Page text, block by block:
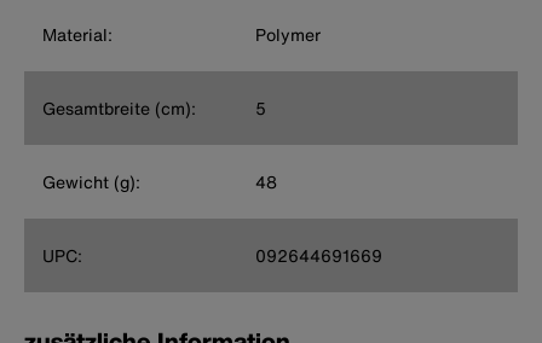
Material: Polymer
Gesamtbreite (cm): 5
Gewicht (g): 48
UPC: 092644691669